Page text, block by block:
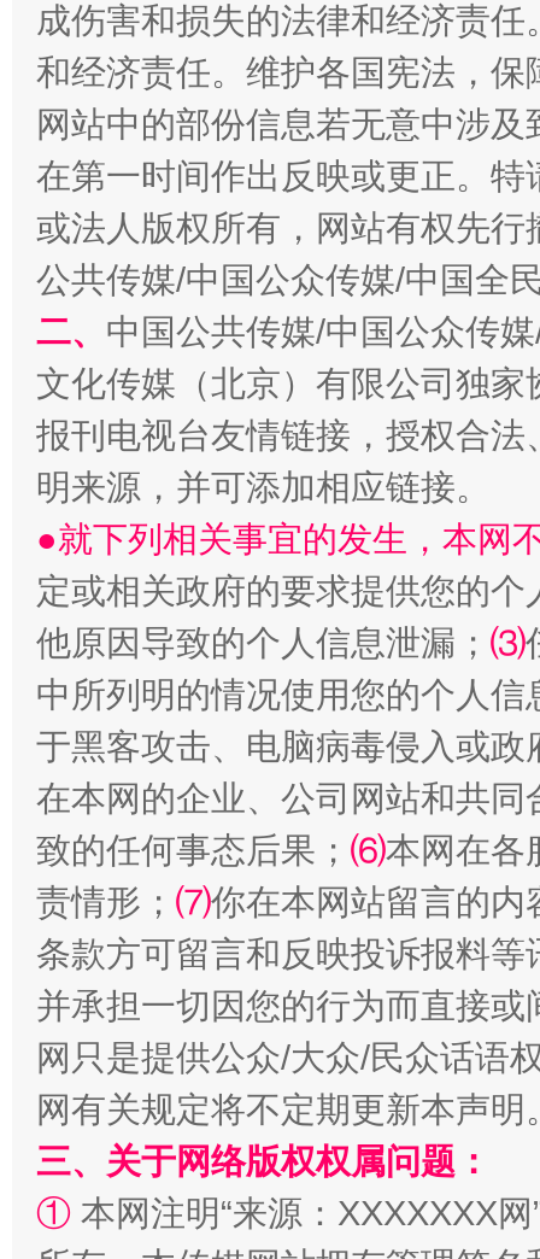
揭开“小金库”的免责幌子
全民健身五年计划来了！等你上场
阿坝州三大球赛在茂县开幕 规模
成伤害和损失的法律和经济责
和经济责任。维护各国宪法，
网站中的部份信息若无意中涉
在第一时间作出反映或更正。
或法人版权所有，网站有权先
公共传媒/中国公众传媒/中国全
二、 中国公共传媒/中国公众传
文化传媒（北京）有限公司独
报刊电视台友情链接，授权合
明来源，并可添加相应链接。
●就下列相关事宜的发生，本网
定或相关政府的要求提供您的个
他原因导致的个人信息泄漏； ⑶
中所列明的情况使用您的个人
于黑客攻击、电脑病毒侵入或
在本网的企业、公司网站和共
致的任何事态后果； ⑹本网在各
责情形； ⑺你在本网站留言的内
条款方可留言和反映投诉报料
并承担一切因您的行为而直接
网只是提供公众/大众/民众话语
网有关规定将不定期更新本声明
三、关于网络版权权属问题：
① 本网注明“来源：XXXXXXX